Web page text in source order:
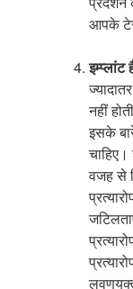
आपके
नहीं
इसके
वजह से